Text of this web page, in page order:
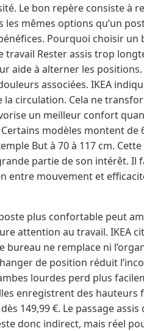
Le bon repère consiste à
mêmes options qu’un
Pourquoi choisir un
Rester assis trop
aide à alterner les
associées. IKEA
circulation. Cela ne
un meilleur confort
modèles montent de
But à 70 à 117 cm.
partie de son intérêt. Il
entre mouvement et
plus confortable peut
attention au travail. IKEA
ne remplace ni
de position réduit
lourdes perd plus
enregistrent des hauteurs
149,99 €. Le passage
donc indirect, mais réel